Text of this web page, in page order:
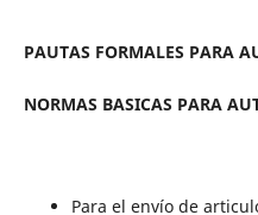
PAUTAS FORMALES PARA
NORMAS BASICAS PARA
Para el envío de